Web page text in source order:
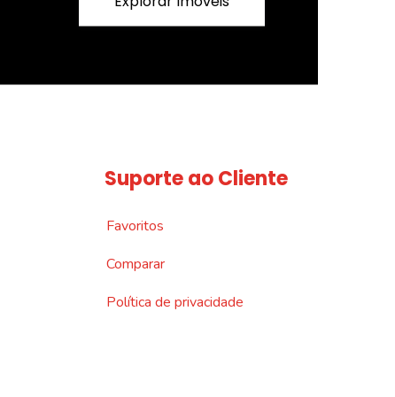
Suporte ao Cliente
Favoritos
Comparar
Política de privacidade